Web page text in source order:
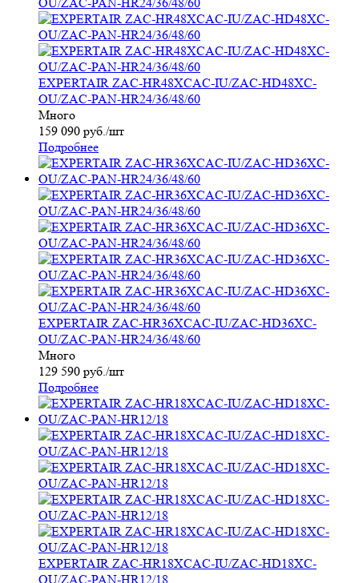
EXPERTAIR ZAC-HR48XCAC-IU/ZAC-HD48XC-
OU/ZAC-PAN-HR24/36/48/60
Много
159 090 руб./шт
Подробнее
EXPERTAIR ZAC-HR36XCAC-IU/ZAC-HD36XC-
OU/ZAC-PAN-HR24/36/48/60
Много
129 590 руб./шт
Подробнее
EXPERTAIR ZAC-HR18XCAC-IU/ZAC-HD18XC-
OU/ZAC-PAN-HR12/18